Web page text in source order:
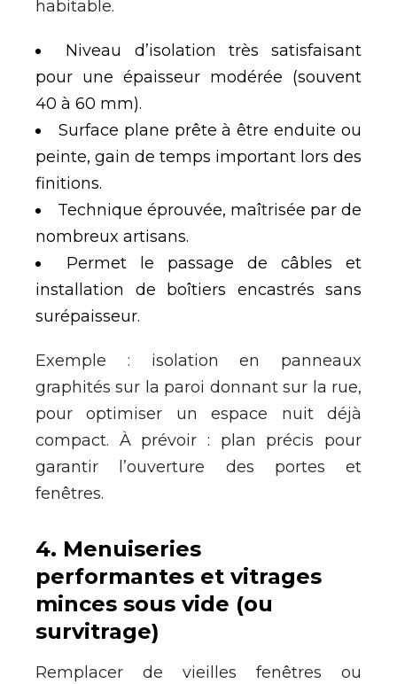
habitable.
Niveau d’isolation très satisfaisant
pour une épaisseur modérée (souvent
40 à 60 mm).
Surface plane prête à être enduite ou
peinte, gain de temps important lors des
finitions.
Technique éprouvée, maîtrisée par de
nombreux artisans.
Permet le passage de câbles et
installation de boîtiers encastrés sans
surépaisseur.
Exemple : isolation en panneaux
graphités sur la paroi donnant sur la rue,
pour optimiser un espace nuit déjà
compact. À prévoir : plan précis pour
garantir l’ouverture des portes et
fenêtres.
4. Menuiseries
performantes et vitrages
minces sous vide (ou
survitrage)
Remplacer de vieilles fenêtres ou